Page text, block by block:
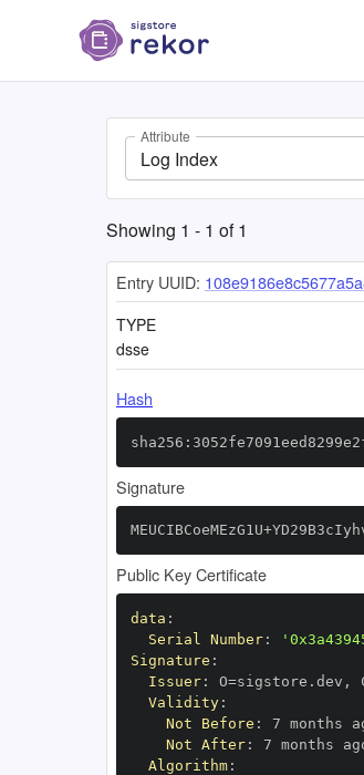
Attribute
Log Index
Showing 1 - 1 of1
Entry UUID:
TYPE
dsse
Hash
Signature
Public Key Certificate
data :
Serial Number:
Signature :
Issuer: O=sigstore.dev ,
Validity:
Not Before : 7 months
Not After: 7 months
Algorithm: